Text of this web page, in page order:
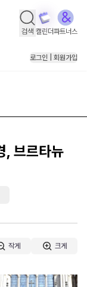
검색 캘린더파트너스
로그인 | 회원가입
, 브르타뉴
작게 크게